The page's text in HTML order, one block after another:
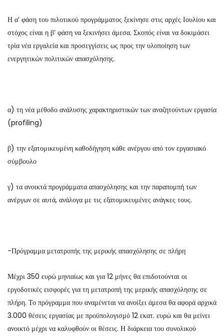
Η α’ φάση του πιλοτικού προγράμματος ξεκίνησε στις αρχές Ιουλίου και
στόχος είναι η β’ φάση να ξεκινήσει άμεσα. Σκοπός είναι να δοκιμάσει
τρία νέα εργαλεία και προσεγγίσεις ως προς την υλοποίηση των
ενεργητικών πολιτικών απασχόλησης.
α) τη νέα μέθοδο ανάλυσης χαρακτηριστικών των αναζητούντων εργασία
(profiling)
β) την εξατομικευμένη καθοδήγηση κάθε ανέργου από τον εργασιακό
σύμβουλο
γ) τα ανοικτά προγράμματα απασχόλησης και την παραπομπή των
ανέργων σε αυτά, ανάλογα με τις εξατομικευμένες ανάγκες τους.
-Πρόγραμμα μετατροπής της μερικής απασχόλησης σε πλήρη
Μέχρι 350 ευρώ μηνιαίως και για 12 μήνες θα επιδοτούνται οι
εργοδοτικές εισφορές για τη μετατροπή της μερικής απασχόλησης σε
πλήρη. Το πρόγραμμα που αναμένεται να ανοίξει άμεσα θα αφορά αρχικά
3.000 θέσεις εργασίας με προϋπολογισμό 12 εκατ. ευρώ και θα μείνει
ανοικτό μέχρι να καλυφθούν οι θέσεις. Η διάρκεια του συνολικού